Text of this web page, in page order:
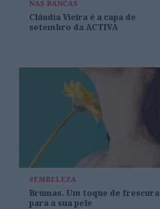
NAS BANCAS
Cláudia Vieira é a capa de
setembro da ACTIVA
#EMBELEZA
Brumas. Um toque de frescura
para a sua pele